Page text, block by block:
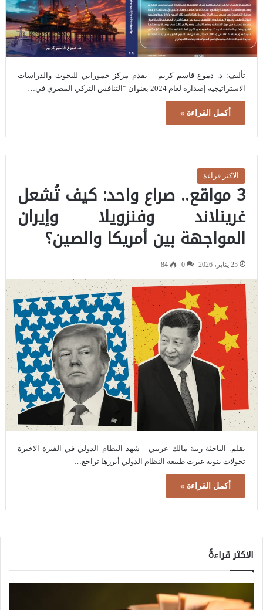
تأليف: د. دموع قاسم كريم يقدم مركز حمورابي للبحوث والدراسات
الاستراتيجية إصداره لعام 2024 بعنوان “التنافس التركي المصري في…
أكمل القراءة »
الاكثر قراءة
3 مواقع.. صراع واحد: كيف تُشعل
غرينلاند وفنزويلا وإيران
المواجهة بين أمريكا والصين؟
25 يناير، 2026 0
84
بقلم: الباحثة زينة مالك عريبي شهد النظام الدولي في الفترة الاخيرة
تحولات بنوية غيرت طبيعة النظام الدولي أبرزها تراجع…
أكمل القراءة »
الاكثر قراءةً